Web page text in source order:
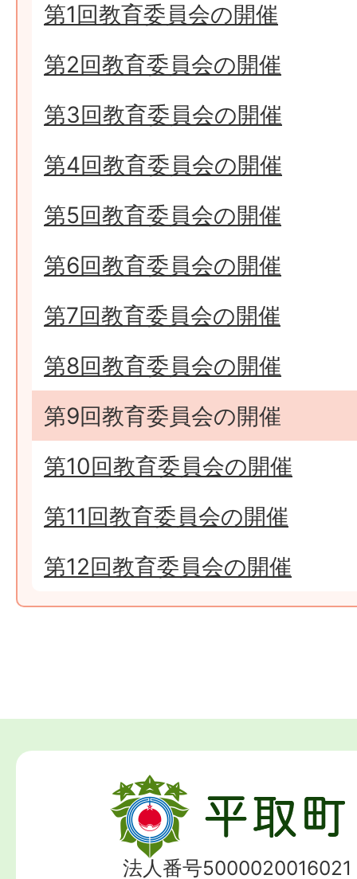
第1回教育委員会の開催
第2回教育委員会の開催
第3回教育委員会の開催
第4回教育委員会の開催
第5回教育委員会の開催
第6回教育委員会の開催
第7回教育委員会の開催
第8回教育委員会の開催
第9回教育委員会の開催
第10回教育委員会の開催
第11回教育委員会の開催
第12回教育委員会の開催
法人番号5000020016021